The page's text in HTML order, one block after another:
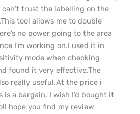
can’t trust the labelling on the
tool allows me to double
no power going to the area
I’m working on.I used it in
mode when checking
found it very effective.The
really useful.At the price i
is a bargain, I wish I’d bought it
hope you find my review